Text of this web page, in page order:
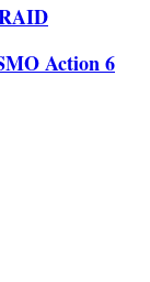
Action 6